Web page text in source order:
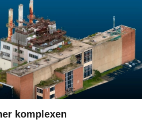
komplexen